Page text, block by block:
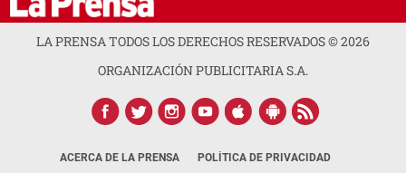
LA PRENSA TODOS LOS DERECHOS RESERVADOS ©2026
ORGANIZACIÓN PUBLICITARIA S.A.
ACERCA DE LA PRENSA POLÍTICA DE PRIVACIDAD